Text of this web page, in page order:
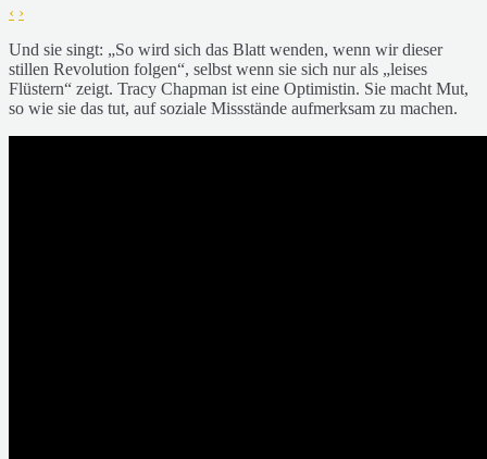
‹ ›
Und sie singt: „So wird sich das Blatt wenden, wenn wir dieser
stillen Revolution folgen“, selbst wenn sie sich nur als „leises
Flüstern“ zeigt. Tracy Chapman ist eine Optimistin. Sie macht Mut,
so wie sie das tut, auf soziale Missstände aufmerksam zu machen.